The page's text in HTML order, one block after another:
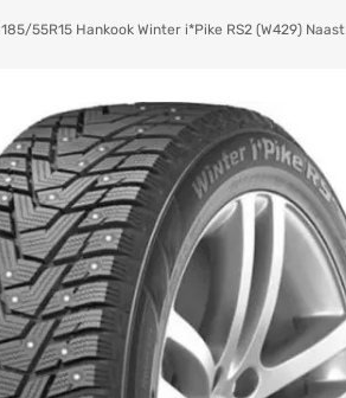
185/55R15 Hankook Winter i*Pike RS2 (W429) Naast